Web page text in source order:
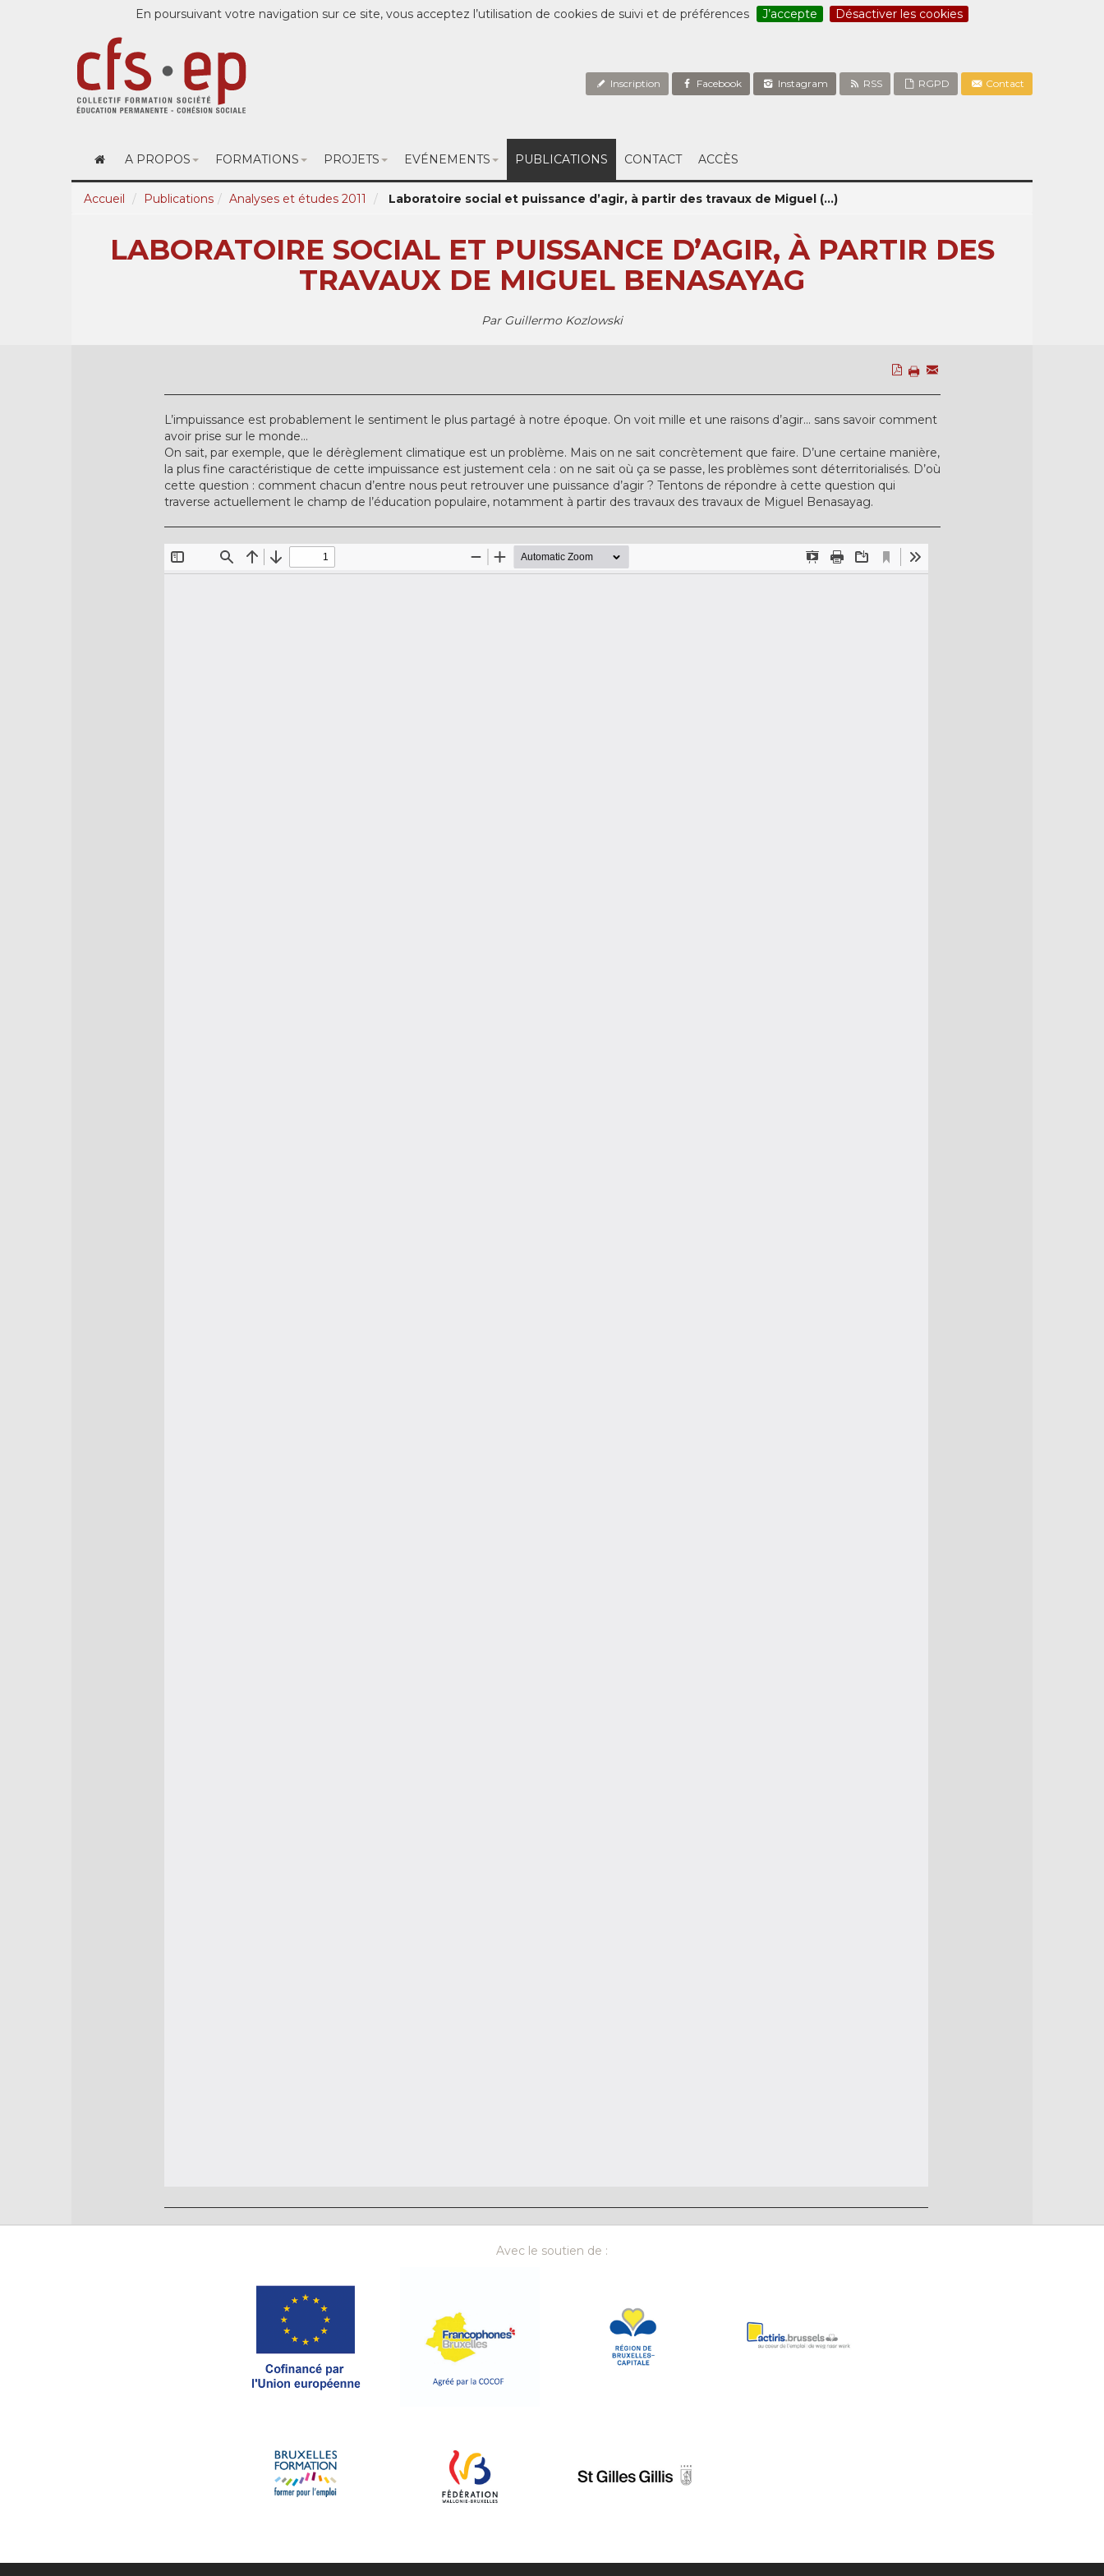
En poursuivant votre navigation sur ce site, vous acceptez l’utilisation de cookies de suivi et de préférences J’accepte Désactiver les cookies
Inscription Facebook Instagram RSS RGPD Contact
A PROPOS FORMATIONS PROJETS EVÉNEMENTS PUBLICATIONS CONTACT ACCÈS
Accueil Publications Analyses et études 2011 Laboratoire social et puissance d’agir, à partir des travaux de Miguel (...)
LABORATOIRE SOCIAL ET PUISSANCE D’AGIR, À PARTIR DES
TRAVAUX DE MIGUEL BENASAYAG
Par Guillermo Kozlowski
L’impuissance est probablement le sentiment le plus partagé à notre époque. On voit mille et une raisons d’agir... sans savoir comment
avoir prise sur le monde...
On sait, par exemple, que le dérèglement climatique est un problème. Mais on ne sait concrètement que faire. D’une certaine manière,
la plus fine caractéristique de cette impuissance est justement cela : on ne sait où ça se passe, les problèmes sont déterritorialisés. D’où
cette question : comment chacun d’entre nous peut retrouver une puissance d’agir ? Tentons de répondre à cette question qui
traverse actuellement le champ de l’éducation populaire, notamment à partir des travaux des travaux de Miguel Benasayag.
Avec le soutien de :